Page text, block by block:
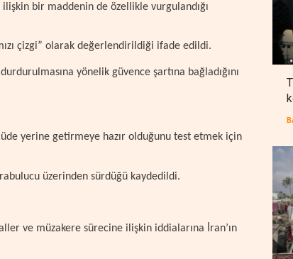
ilişkin bir maddenin de özellikle vurgulandığı
çizgi” olarak değerlendirildiği ifade edildi.
yönelik güvence şartına bağladığını
yerine getirmeye hazır olduğunu test etmek için
üzerinden sürdüğü kaydedildi.
ve müzakere sürecine ilişkin iddialarına İran’ın